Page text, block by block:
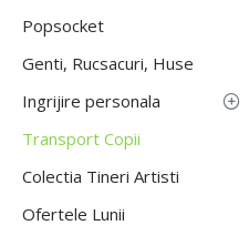
Popsocket
Genti, Rucsacuri, Huse
Ingrijire personala
Transport Copii
Colectia Tineri Artisti
Ofertele Lunii